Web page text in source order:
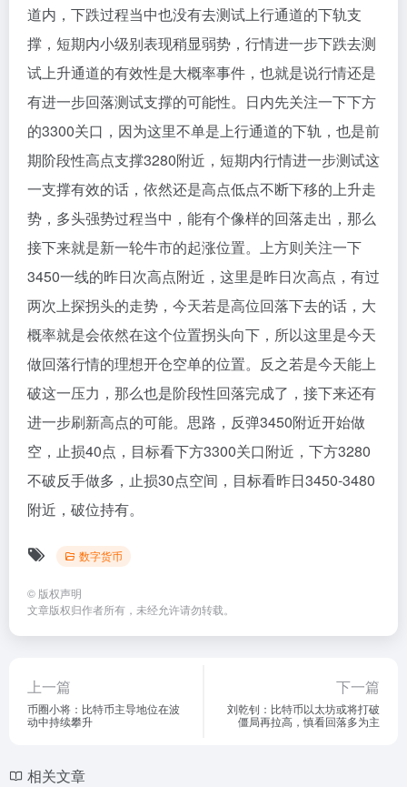
道内，下跌过程当中也没有去测试上行通道的下轨支
撑，短期内小级别表现稍显弱势，行情进一步下跌去测
试上升通道的有效性是大概率事件，也就是说行情还是
有进一步回落测试支撑的可能性。日内先关注一下下方
的3300关口，因为这里不单是上行通道的下轨，也是前
期阶段性高点支撑3280附近，短期内行情进一步测试这
一支撑有效的话，依然还是高点低点不断下移的上升走
势，多头强势过程当中，能有个像样的回落走出，那么
接下来就是新一轮牛市的起涨位置。上方则关注一下
3450一线的昨日次高点附近，这里是昨日次高点，有过
两次上探拐头的走势，今天若是高位回落下去的话，大
概率就是会依然在这个位置拐头向下，所以这里是今天
做回落行情的理想开仓空单的位置。反之若是今天能上
破这一压力，那么也是阶段性回落完成了，接下来还有
进一步刷新高点的可能。思路，反弹3450附近开始做
空，止损40点，目标看下方3300关口附近，下方3280
不破反手做多，止损30点空间，目标看昨日3450-3480
附近，破位持有。
数字货币
© 版权声明
文章版权归作者所有，未经允许请勿转载。
上一篇
币圈小将：比特币主导地位在波
动中持续攀升
下一篇
刘乾钊：比特币以太坊或将打破
僵局再拉高，慎看回落多为主
相关文章